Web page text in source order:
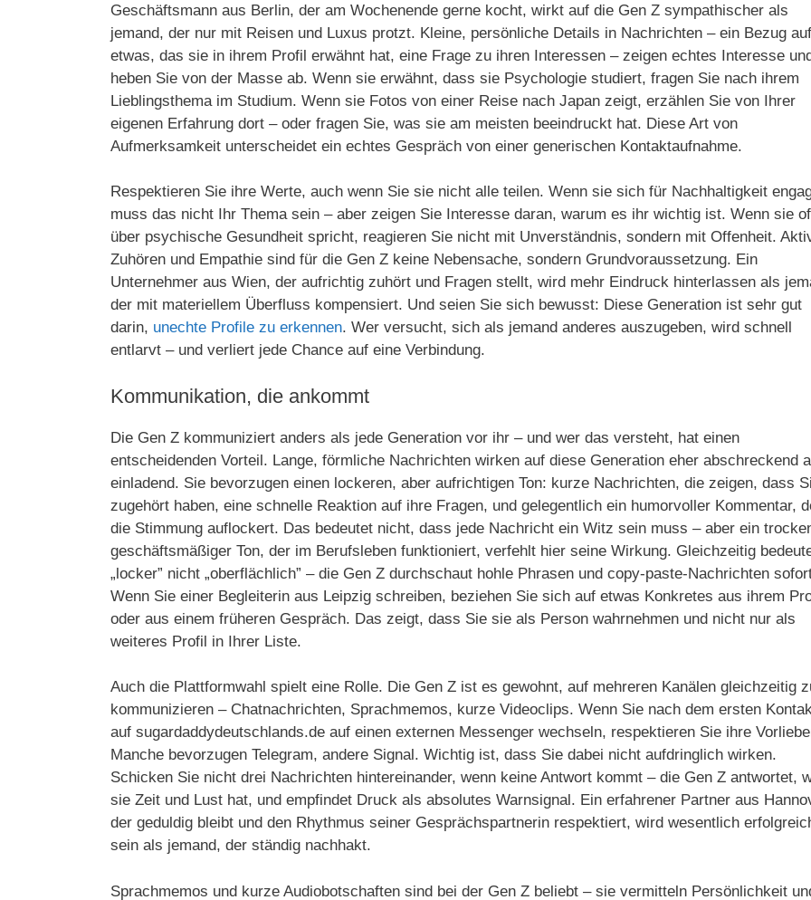
Geschäftsmann aus Berlin, der am Wochenende gerne kocht, wirkt auf die Gen Z sympathischer als
jemand, der nur mit Reisen und Luxus protzt. Kleine, persönliche Details in Nachrichten – ein Bezug auf
etwas, das sie in ihrem Profil erwähnt hat, eine Frage zu ihren Interessen – zeigen echtes Interesse
heben Sie von der Masse ab. Wenn sie erwähnt, dass sie Psychologie studiert, fragen Sie nach ihrem
Lieblingsthema im Studium. Wenn sie Fotos von einer Reise nach Japan zeigt, erzählen Sie von Ihrer
eigenen Erfahrung dort – oder fragen Sie, was sie am meisten beeindruckt hat. Diese Art von
Aufmerksamkeit unterscheidet ein echtes Gespräch von einer generischen Kontaktaufnahme.
Respektieren Sie ihre Werte, auch wenn Sie sie nicht alle teilen. Wenn sie sich für Nachhaltigkeit
muss das nicht Ihr Thema sein – aber zeigen Sie Interesse daran, warum es ihr wichtig ist. Wenn sie
über psychische Gesundheit spricht, reagieren Sie nicht mit Unverständnis, sondern mit Offenheit.
Zuhören und Empathie sind für die Gen Z keine Nebensache, sondern Grundvoraussetzung. Ein
Unternehmer aus Wien, der aufrichtig zuhört und Fragen stellt, wird mehr Eindruck hinterlassen als
der mit materiellem Überfluss kompensiert. Und seien Sie sich bewusst: Diese Generation ist sehr gut
darin, unechte Profile zu erkennen. Wer versucht, sich als jemand anderes auszugeben, wird schnell
entlarvt – und verliert jede Chance auf eine Verbindung.
Kommunikation, die ankommt
Die Gen Z kommuniziert anders als jede Generation vor ihr – und wer das versteht, hat einen
entscheidenden Vorteil. Lange, förmliche Nachrichten wirken auf diese Generation eher abschreckend
einladend. Sie bevorzugen einen lockeren, aber aufrichtigen Ton: kurze Nachrichten, die zeigen, dass
zugehört haben, eine schnelle Reaktion auf ihre Fragen, und gelegentlich ein humorvoller Kommentar,
die Stimmung auflockert. Das bedeutet nicht, dass jede Nachricht ein Witz sein muss – aber ein
geschäftsmäßiger Ton, der im Berufsleben funktioniert, verfehlt hier seine Wirkung. Gleichzeitig
„locker” nicht „oberflächlich” – die Gen Z durchschaut hohle Phrasen und copy-paste-Nachrichten
Wenn Sie einer Begleiterin aus Leipzig schreiben, beziehen Sie sich auf etwas Konkretes aus ihrem
oder aus einem früheren Gespräch. Das zeigt, dass Sie sie als Person wahrnehmen und nicht nur als
weiteres Profil in Ihrer Liste.
Auch die Plattformwahl spielt eine Rolle. Die Gen Z ist es gewohnt, auf mehreren Kanälen gleichzeitig
kommunizieren – Chatnachrichten, Sprachmemos, kurze Videoclips. Wenn Sie nach dem ersten
auf sugardaddydeutschlands.de auf einen externen Messenger wechseln, respektieren Sie ihre
Manche bevorzugen Telegram, andere Signal. Wichtig ist, dass Sie dabei nicht aufdringlich wirken.
Schicken Sie nicht drei Nachrichten hintereinander, wenn keine Antwort kommt – die Gen Z antwortet,
sie Zeit und Lust hat, und empfindet Druck als absolutes Warnsignal. Ein erfahrener Partner aus
der geduldig bleibt und den Rhythmus seiner Gesprächspartnerin respektiert, wird wesentlich
sein als jemand, der ständig nachhakt.
Sprachmemos und kurze Audiobotschaften sind bei der Gen Z beliebt – sie vermitteln Persönlichkeit